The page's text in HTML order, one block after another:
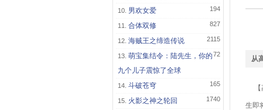
194
男欢女爱
827
合体双修
2115
海贼王之缔造传说
72
萌宝集结令：陆先生，你的
九个儿子震惊了全球
165
斗破苍穹
1740
火影之神之轮回
从
【
生即